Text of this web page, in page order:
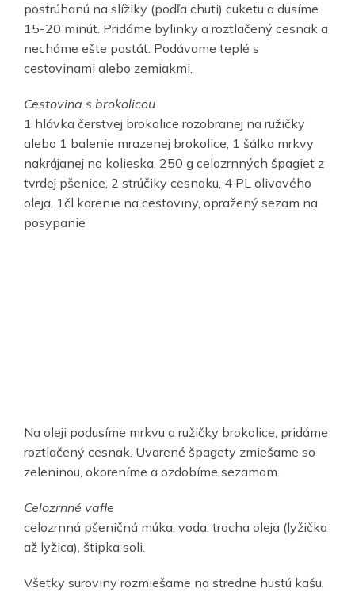
postrúhanú na slížiky (podľa chuti) cuketu a dusíme
15-20 minút. Pridáme bylinky a roztlačený cesnak a
necháme ešte postáť. Podávame teplé s
cestovinami alebo zemiakmi.
Cestovina s brokolicou
1 hlávka čerstvej brokolice rozobranej na ružičky
alebo 1 balenie mrazenej brokolice, 1 šálka mrkvy
nakrájanej na kolieska, 250 g celozrnných špagiet z
tvrdej pšenice, 2 strúčiky cesnaku, 4 PL olivového
oleja, 1čl korenie na cestoviny, opražený sezam na
posypanie
Na oleji podusíme mrkvu a ružičky brokolice, pridáme
roztlačený cesnak. Uvarené špagety zmiešame so
zeleninou, okoreníme a ozdobíme sezamom.
Celozrnné vafle
celozrnná pšeničná múka, voda, trocha oleja (lyžička
až lyžica), štipka soli.
Všetky suroviny rozmiešame na stredne hustú kašu.